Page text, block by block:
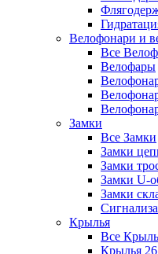
Велофонари и
Все
Велофары
Замки
Все Замки
Замки
Замки
Замки U-
Замки
Крылья
Все
Крылья